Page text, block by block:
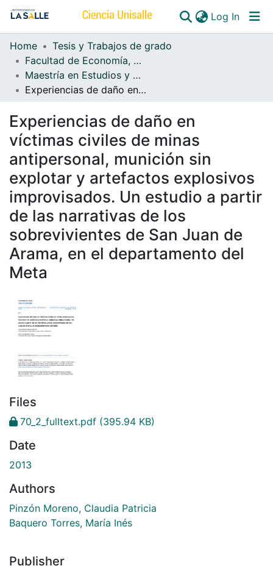
Log In
Communities & Collections
All of DSpace
Home
Tesis y Trabajos de grado
Facultad de Economía, Empresa y Desarrollo Sostenible - FEEDS
Maestría en Estudios y Gestión del Desarrollo – MEGD
Experiencias de daño en víctimas civiles de minas antipersonal, munición sin explotar y artefactos explosivos improvisados. Un estudio a partir de las narrativas de los sobrevivientes de San Juan de Arama, en el departamento del Meta
Experiencias de daño en
víctimas civiles de minas
antipersonal, munición sin
explotar y artefactos explosivos
improvisados. Un estudio a partir
de las narrativas de los
sobrevivientes de San Juan de
Arama, en el departamento del
Meta
Files
70_2_fulltext.pdf (395.94 KB)
Date
2013
Authors
Pinzón Moreno, Claudia Patricia
Baquero Torres, María Inés
Publisher